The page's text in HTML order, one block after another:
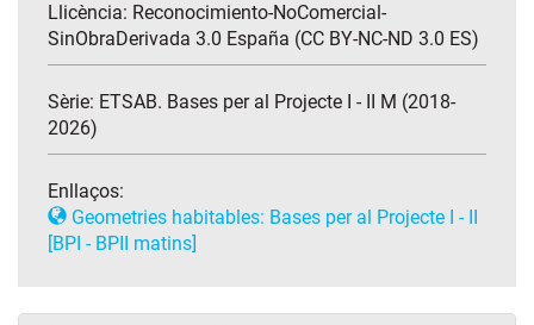
Llicència: Reconocimiento-NoComercial-
SinObraDerivada 3.0 España (CC BY-NC-ND 3.0 ES)
Sèrie: ETSAB. Bases per al Projecte I - II M (2018-
2026)
Enllaços:
Geometries habitables: Bases per al Projecte I - II
[BPI - BPII matins]